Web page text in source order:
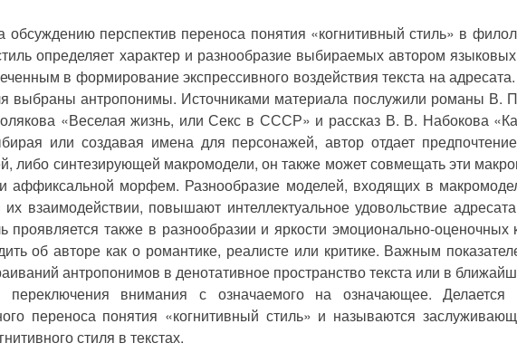
обсуждению перспектив переноса понятия «когнитивный стиль» в
определяет характер и разнообразие выбираемых автором
в формирование экспрессивного воздействия текста на
выбраны антропонимы. Источниками материала послужили романы В.
«Веселая жизнь, или Секс в СССР» и рассказ В. В. Набокова
или создавая имена для персонажей, автор отдает
либо синтезирующей макромодели, он также может совмещать эти
аффиксальной морфем. Разнообразие моделей, входящих в
взаимодействии, повышают интеллектуальное удовольствие
проявляется также в разнообразии и яркости эмоционально-оценочных
об авторе как о романтике, реалисте или критике. Важным
антропонимов в денотативное пространство текста или в
переключения внимания с означаемого на означающее. Делается
переноса понятия «когнитивный стиль» и называются
стиля в текстах.